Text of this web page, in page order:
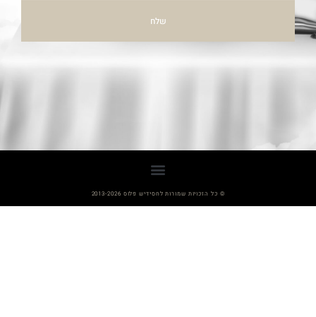
שלח
© כל הזכויות שמורות לחסידיש פלוס 2013-2026